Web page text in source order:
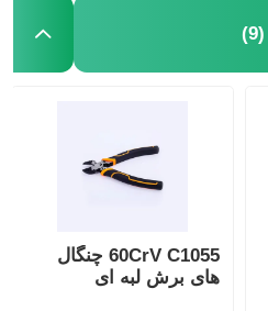
(9)
60CrV C1055 چنگال
های برش لبه ای